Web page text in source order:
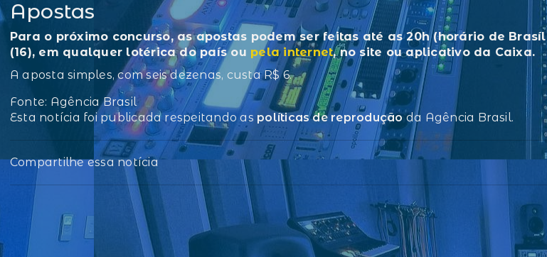
Apostas
Para o próximo concurso, as apostas podem ser feitas até as 20h (horário de
(16), em qualquer lotérica do país ou pela internet, no site ou aplicativo da Caixa.
A aposta simples, com seis dezenas, custa R$ 6.
Fonte: Agência Brasil
Esta notícia foi publicada respeitando as políticas de reproduçãoda Agência Brasil.
Compartilhe essa notícia